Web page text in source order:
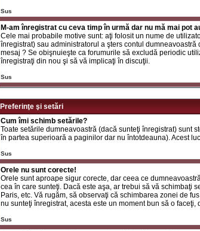
Sus
M-am înregistrat cu ceva timp în urmă dar nu mă mai pot
Cele mai probabile motive sunt: aţi folosit un nume de
înregistrat) sau administratorul a şters contul
mesaj ? Se obişnuieşte ca forumurile să excludă periodic
înregistraţi din nou şi să vă implicaţi în discuţii.
Sus
Preferinţe şi setări
Cum îmi schimb setările?
Toate setările dumneavoastră (dacă sunteţi înregistrat) sunt
în partea superioară a paginilor dar nu întotdeauna). Acest
Sus
Orele nu sunt corecte!
Orele sunt aproape sigur corecte, dar ceea ce
cea în care sunteţi. Dacă este aşa, ar trebui să vă schimbaţi
Paris, etc. Vă rugăm, să observaţi că schimbarea zonei de
nu sunteţi înregistrat, acesta este un moment bun să o
Sus